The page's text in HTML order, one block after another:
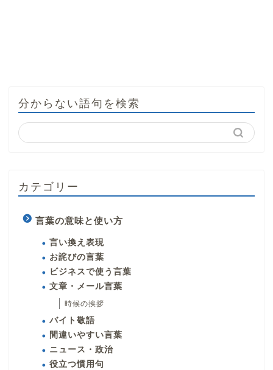
分からない語句を検索
カテゴリー
言葉の意味と使い方
言い換え表現
お詫びの言葉
ビジネスで使う言葉
文章・メール言葉
時候の挨拶
バイト敬語
間違いやすい言葉
ニュース・政治
役立つ慣用句